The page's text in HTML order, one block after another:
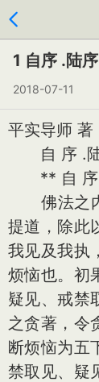
1 自序 .陆序
2018-07-11
平实导师 著
自 序 .
** 自 序
佛法之内
提道，除此
我见及我执
烦恼也。初
疑见、戒禁
之贪著，令
断烦恼为五
禁取见、疑